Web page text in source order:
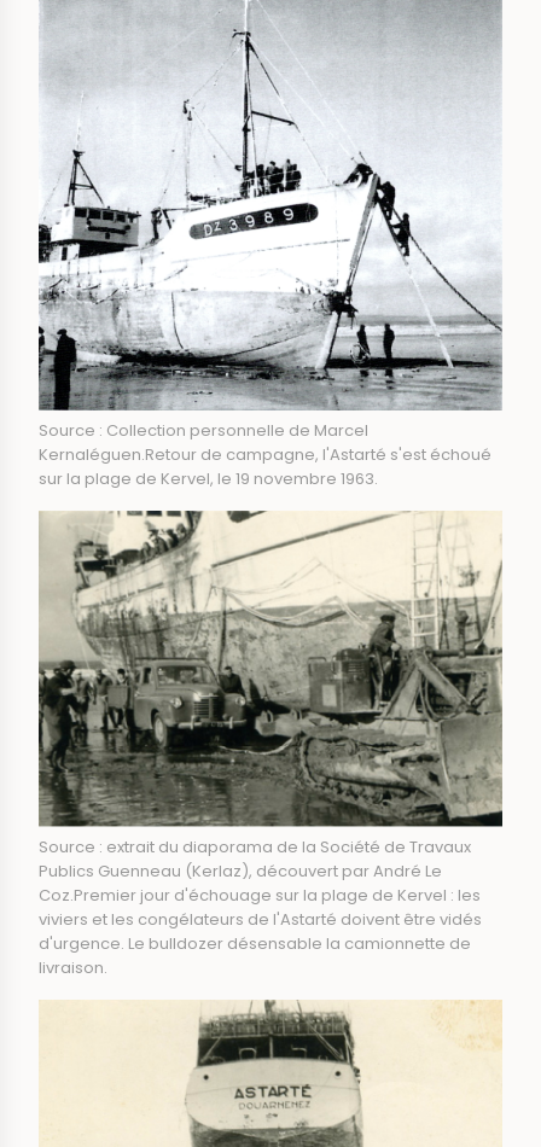
Source : Collection personnelle de Marcel
Kernaléguen.Retour de campagne, l'Astarté s'est échoué
sur la plage de Kervel, le 19 novembre 1963.
Source : extrait du diaporama de la Société de Travaux
Publics Guenneau (Kerlaz), découvert par André Le
Coz.Premier jour d'échouage sur la plage de Kervel : les
viviers et les congélateurs de l'Astarté doivent être vidés
d'urgence. Le bulldozer désensable la camionnette de
livraison.